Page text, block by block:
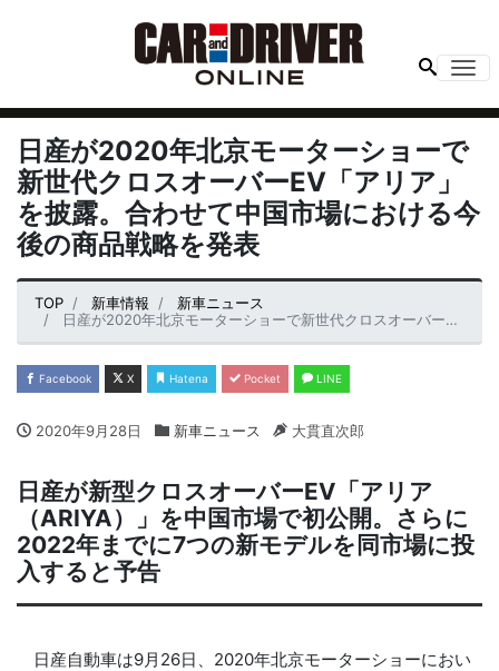
日産が2020年北京モーターショーで
新世代クロスオーバーEV「アリア」
を披露。合わせて中国市場における今
後の商品戦略を発表
TOP 新車情報
新車ニュース
日産が2020年北京モーターショーで新世代クロスオーバーEV「アリア」を披露。合わせて中国市場における今後の商品戦略を発表
Facebook X Hatena Pocket LINE
2020年9月28日 新車ニュース 大貫直次郎
日産が新型クロスオーバーEV「アリア
（ARIYA）」を中国市場で初公開。さらに
2022年までに7つの新モデルを同市場に投
入すると予告
日産自動車は9月26日、2020年北京モーターショーにおい